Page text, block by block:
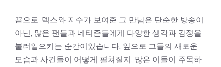
끝으로, 덱스와 지수가 보여준 그 만남은 단순한 방송이
아닌, 많은 팬들과 네티즌들에게 다양한 생각과 감정을
불러일으키는 순간이었습니다. 앞으로 그들의 새로운
모습과 사건들이 어떻게 펼쳐질지, 많은 이들이 주목하